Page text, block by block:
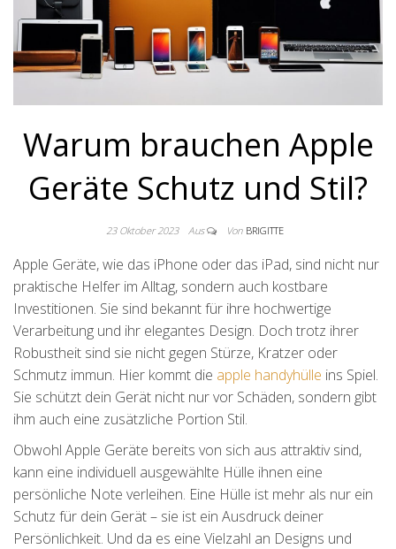
Warum brauchen Apple
Geräte Schutz und Stil?
23 Oktober 2023 Aus Von BRIGITTE
Apple Geräte, wie das iPhone oder das iPad, sind nicht nur
praktische Helfer im Alltag, sondern auch kostbare
Investitionen. Sie sind bekannt für ihre hochwertige
Verarbeitung und ihr elegantes Design. Doch trotz ihrer
Robustheit sind sie nicht gegen Stürze, Kratzer oder
Schmutz immun. Hier kommt die apple handyhülle ins Spiel.
Sie schützt dein Gerät nicht nur vor Schäden, sondern gibt
ihm auch eine zusätzliche Portion Stil.
Obwohl Apple Geräte bereits von sich aus attraktiv sind,
kann eine individuell ausgewählte Hülle ihnen eine
persönliche Note verleihen. Eine Hülle ist mehr als nur ein
Schutz für dein Gerät – sie ist ein Ausdruck deiner
Persönlichkeit. Und da es eine Vielzahl an Designs und